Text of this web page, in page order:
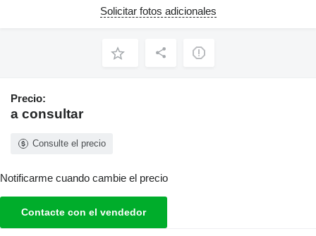
Solicitar fotos adicionales
Precio:
a consultar
Consulte el precio
Notificarme cuando cambie el precio
Contacte con el vendedor